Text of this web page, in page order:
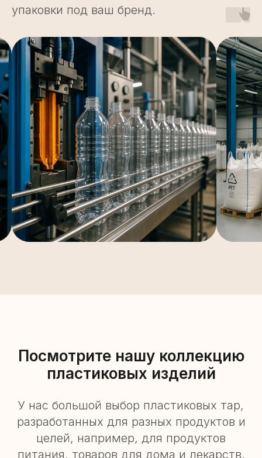
упаковки под ваш бренд.
Посмотрите нашу коллекцию
пластиковых изделий
У нас большой выбор пластиковых тар,
разработанных для разных продуктов и
целей, например, для продуктов
питания, товаров для дома и лекарств.